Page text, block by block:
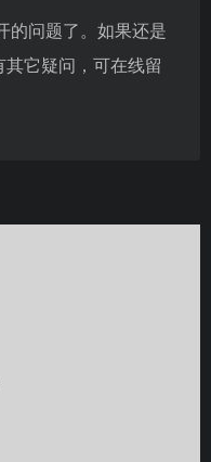
的问题了。如果还是
其它疑问，可在线留